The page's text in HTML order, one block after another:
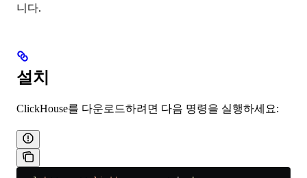
니다.
설치
ClickHouse를 다운로드하려면 다음 명령을 실행하세요: